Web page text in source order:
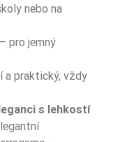
nebo na
pro jemný
a praktický, vždy
s lehkostí